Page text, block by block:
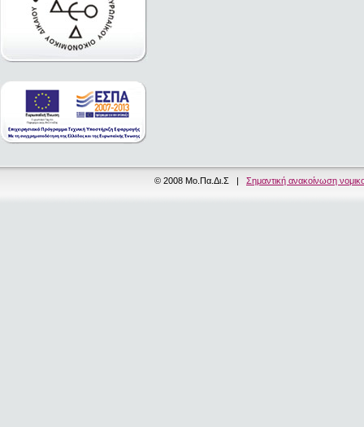
© 2008 Μο.Πα.Δι.Σ | Σημαντική ανακοίνωση